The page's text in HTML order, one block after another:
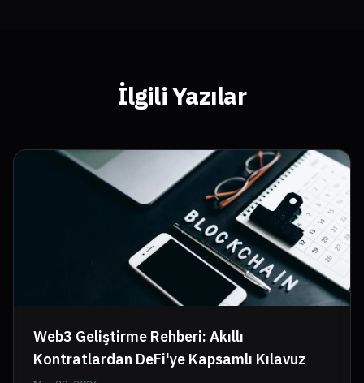
İlgili Yazılar
Web3 Geliştirme Rehberi: Akıllı
Kontratlardan DeFi'ye Kapsamlı Kılavuz